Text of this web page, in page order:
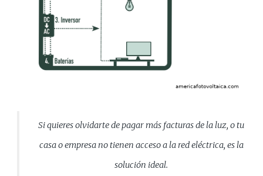
Si quieres olvidarte de pagar más facturas de la luz, o tu
casa o empresa no tienen acceso a la red eléctrica, es la
solución ideal.